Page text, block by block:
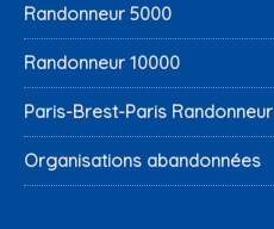
Randonneur 5000
Randonneur 10000
Paris-Brest-Paris Randonneur
Organisations abandonnées